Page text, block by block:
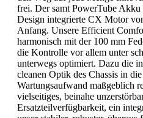
frei. Der samt PowerTube Akku
Design integrierte CX Motor
Anfang. Unsere Efficient
harmonisch mit der 100 mm
die Kontrolle vor allem unter
unterwegs optimiert. Dazu die
cleanen Optik des Chassis in
Wartungsaufwand maßgeblich
vielseitiges, beinahe
Ersatzteilverfügbarkeit, ein